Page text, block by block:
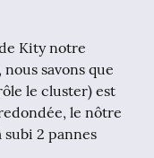
Kity notre
savons que
le cluster) est
le nôtre
subi 2 pannes